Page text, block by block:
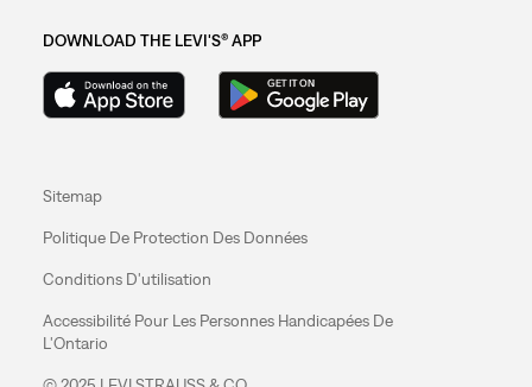
DOWNLOAD THE LEVI'S® APP
Sitemap
Politique De Protection Des Données
Conditions D'utilisation
Accessibilité Pour Les Personnes Handicapées De
L'Ontario